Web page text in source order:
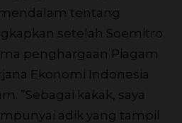
tentang
setelah Soemitro
penghargaan Piagam
Ekonomi Indonesia
”Sebagai kakak, saya
adik yang tampil